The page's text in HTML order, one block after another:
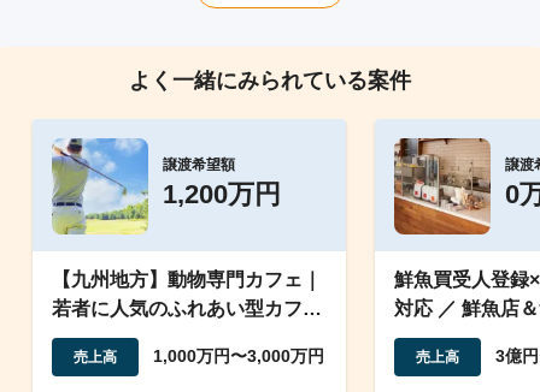
よく一緒にみられている案件
譲渡希望額
1,200万円
【九州地方】動物専門カフェ｜
若者に人気のふれあい型カフェ
事業1店舗の譲渡
売上高 1,000万円〜3,000万円
譲渡
0
鮮魚買受人登録
対応 ／ 鮮魚店
売上高 3億